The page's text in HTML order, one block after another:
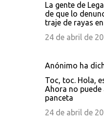
La gente de
de que lo
traje de rayas
24 de abril de
Anónimo ha
Toc, toc. Hola,
Ahora no
panceta
24 de abril de